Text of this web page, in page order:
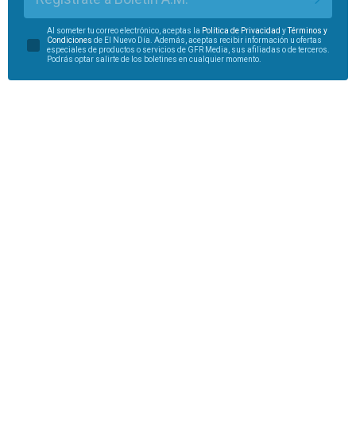
Al someter tu correo electrónico, aceptas la Política de Privacidad yTérminos y
Condiciones de El Nuevo Día. Además, aceptas recibir información u ofertas
especiales de productos o servicios de GFR Media, sus afiliadas o de terceros.
Podrás optar salirte de los boletines en cualquier momento.